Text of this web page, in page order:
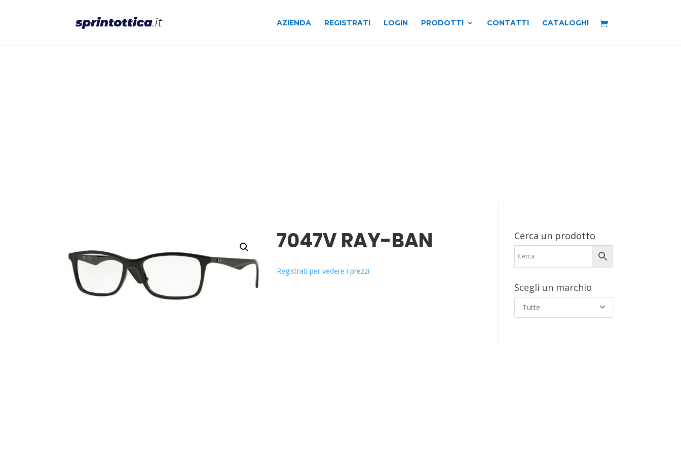
AZIENDA REGISTRATI LOGIN PRODOTTI CONTATTI CATALOGHI
7047V RAY-BAN
Registrati per vedere i prezzi
Cerca un prodotto
Scegli un marchio
Tutte